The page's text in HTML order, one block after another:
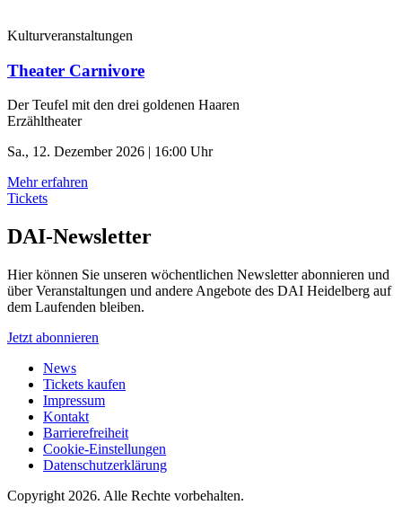
Kulturveranstaltungen
Theater Carnivore
Der Teufel mit den drei goldenen Haaren
Erzähltheater
Sa., 12. Dezember 2026 | 16:00 Uhr
Mehr erfahren
Tickets
DAI-Newsletter
Hier können Sie unseren wöchentlichen Newsletter abonnieren und
über Veranstaltungen und andere Angebote des DAI Heidelberg auf
dem Laufenden bleiben.
Jetzt abonnieren
News
Tickets kaufen
Impressum
Kontakt
Barrierefreiheit
Cookie-Einstellungen
Datenschutzerklärung
Copyright 2026. Alle Rechte vorbehalten.